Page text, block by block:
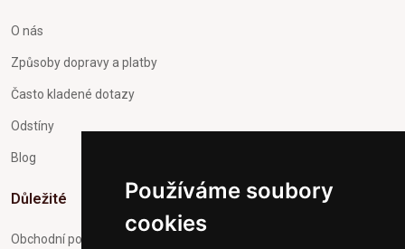
Používáme soubory
cookies
O nás
Způsoby dopravy a platby
Často kladené dotazy
Odstíny
Blog
Důležité
Obchodní podmínky